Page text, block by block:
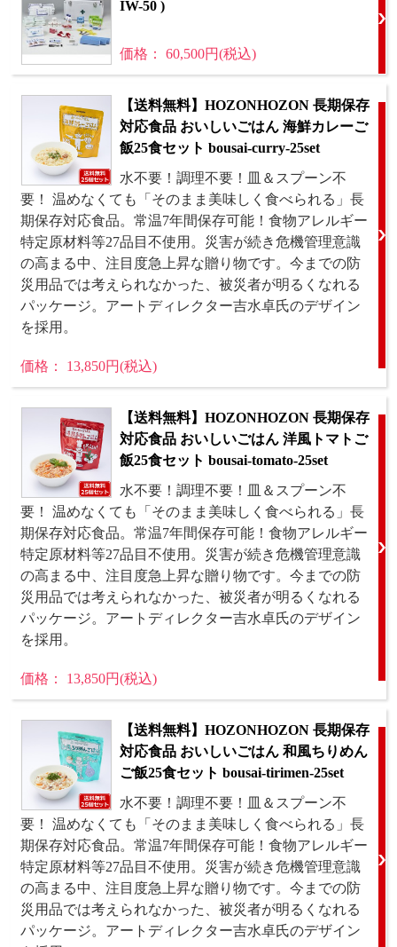
IW-50 )
価格： 60,500円(税込)
【送料無料】HOZONHOZON 長期保存
対応食品 おいしいごはん 海鮮カレーご
飯25食セット bousai-curry-25set
水不要！調理不要！皿＆スプーン不
要！ 温めなくても「そのまま美味しく食べられる」長
期保存対応食品。常温7年間保存可能！食物アレルギー
特定原材料等27品目不使用。災害が続き危機管理意識
の高まる中、注目度急上昇な贈り物です。今までの防
災用品では考えられなかった、被災者が明るくなれる
パッケージ。アートディレクター吉水卓氏のデザイン
を採用。
価格： 13,850円(税込)
【送料無料】HOZONHOZON 長期保存
対応食品 おいしいごはん 洋風トマトご
飯25食セット bousai-tomato-25set
水不要！調理不要！皿＆スプーン不
要！ 温めなくても「そのまま美味しく食べられる」長
期保存対応食品。常温7年間保存可能！食物アレルギー
特定原材料等27品目不使用。災害が続き危機管理意識
の高まる中、注目度急上昇な贈り物です。今までの防
災用品では考えられなかった、被災者が明るくなれる
パッケージ。アートディレクター吉水卓氏のデザイン
を採用。
価格： 13,850円(税込)
【送料無料】HOZONHOZON 長期保存
対応食品 おいしいごはん 和風ちりめん
ご飯25食セット bousai-tirimen-25set
水不要！調理不要！皿＆スプーン不
要！ 温めなくても「そのまま美味しく食べられる」長
期保存対応食品。常温7年間保存可能！食物アレルギー
特定原材料等27品目不使用。災害が続き危機管理意識
の高まる中、注目度急上昇な贈り物です。今までの防
災用品では考えられなかった、被災者が明るくなれる
パッケージ。アートディレクター吉水卓氏のデザイン